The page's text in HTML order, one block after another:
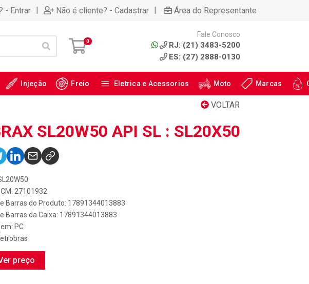
- Entrar | Não é cliente? - Cadastrar | Área do Representante
0
Fale Conosco
RJ: (21) 3483-5200
ES: (27) 2888-0130
Injeção Freio Eletrica e Acessorios Moto Marcas
VOLTAR
SL20W50 API SL : SL20X50
27101932
Barras do Produto: 17891344013883
Barras da Caixa: 17891344013883
PC
preço